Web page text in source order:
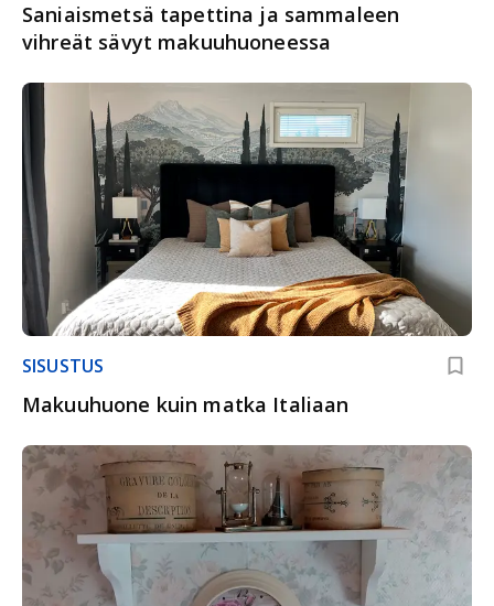
Saniaismetsä tapettina ja sammaleen
vihreät sävyt makuuhuoneessa
SISUSTUS
Makuuhuone kuin matka Italiaan